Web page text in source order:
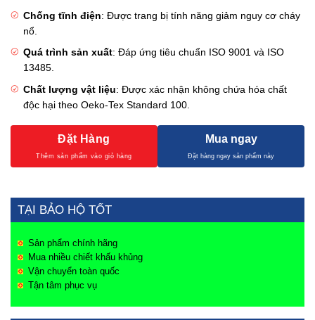
Chống tĩnh điện: Được trang bị tính năng giảm nguy cơ cháy
nổ.
Quá trình sản xuất: Đáp ứng tiêu chuẩn ISO 9001 và ISO
13485.
Chất lượng vật liệu: Được xác nhận không chứa hóa chất
độc hại theo Oeko-Tex Standard 100.
Đặt Hàng Mua ngay
TẠI BẢO HỘ TỐT
Sản phẩm chính hãng
Mua nhiều chiết khấu khủng
Vận chuyển toàn quốc
Tận tâm phục vụ